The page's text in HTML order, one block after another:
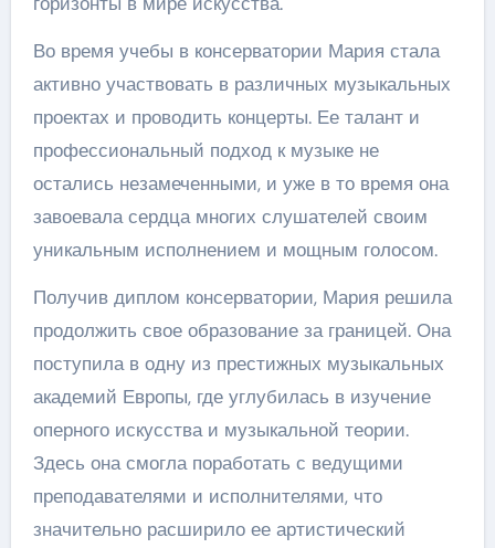
Во время учебы в консерватории Мария стала
активно участвовать в различных музыкальных
проектах и проводить концерты. Ее талант и
профессиональный подход к музыке не
остались незамеченными, и уже в то время она
завоевала сердца многих слушателей своим
уникальным исполнением и мощным голосом.
Получив диплом консерватории, Мария решила
продолжить свое образование за границей. Она
поступила в одну из престижных музыкальных
академий Европы, где углубилась в изучение
оперного искусства и музыкальной теории.
Здесь она смогла поработать с ведущими
преподавателями и исполнителями, что
значительно расширило ее артистический